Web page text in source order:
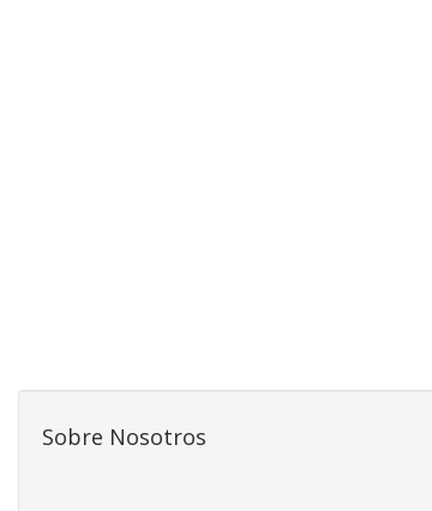
Sobre Nosotros